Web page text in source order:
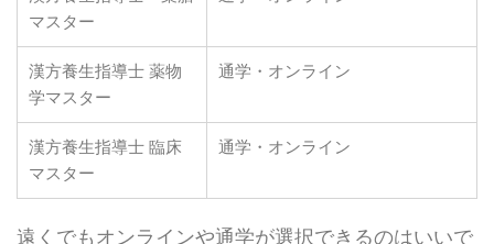
マスター
漢方養生指導士 薬物
学マスター
通学・オンライン
漢方養生指導士 臨床
マスター
通学・オンライン
遠くでもオンラインや通学が選択できるのはいいで